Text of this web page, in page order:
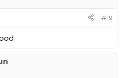
#19